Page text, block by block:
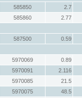
585850
2.7
585860
2.77
587500
0.59
5970069
0.89
5970091
2.116
5970085
21.5
5970075
48.5